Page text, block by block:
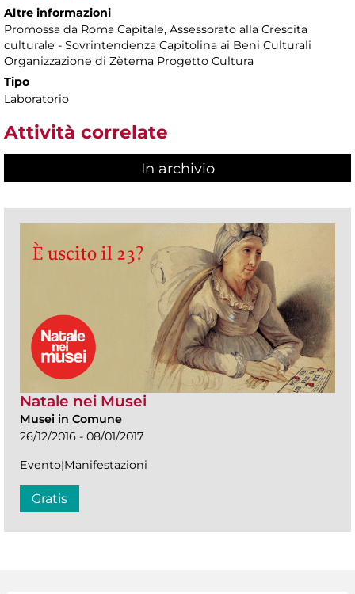
Altre informazioni
Promossa da Roma Capitale, Assessorato alla Crescita
culturale - Sovrintendenza Capitolina ai Beni Culturali
Organizzazione di Zètema Progetto Cultura
Tipo
Laboratorio
Attività correlate
In archivio
Natale nei Musei
Musei in Comune
26/12/2016 - 08/01/2017
Evento|Manifestazioni
Gratis